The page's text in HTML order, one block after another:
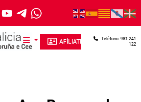
AFÍLIATE
Teléfono: 981 241
122